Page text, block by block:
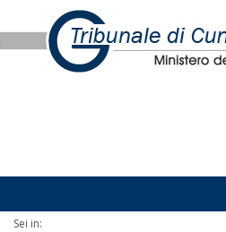
Sei in: